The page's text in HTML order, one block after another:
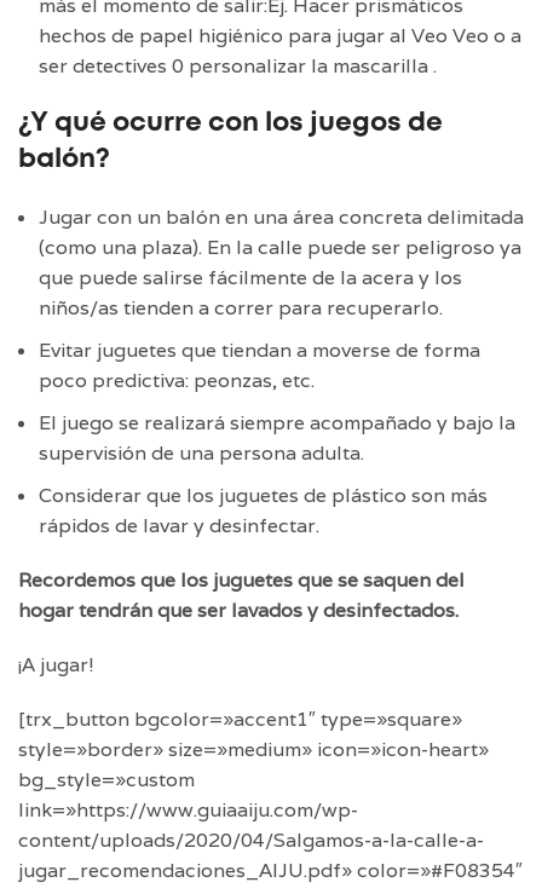
más el momento de salir:Ej. Hacer prismáticos
hechos de papel higiénico para jugar al Veo Veo o a
ser detectives 0 personalizar la mascarilla .
¿Y qué ocurre con los juegos de
balón?
Jugar con un balón en una área concreta delimitada
(como una plaza). En la calle puede ser peligroso ya
que puede salirse fácilmente de la acera y los
niños/as tienden a correr para recuperarlo.
Evitar juguetes que tiendan a moverse de forma
poco predictiva: peonzas, etc.
El juego se realizará siempre acompañado y bajo la
supervisión de una persona adulta.
Considerar que los juguetes de plástico son más
rápidos de lavar y desinfectar.
Recordemos que los juguetes que se saquen del
hogar tendrán que ser lavados y desinfectados.
¡A jugar!
[trx_button bgcolor=»accent1″ type=»square»
style=»border» size=»medium» icon=»icon-heart»
bg_style=»custom
link=»https://www.guiaaiju.com/wp-
content/uploads/2020/04/Salgamos-a-la-calle-a-
jugar_recomendaciones_AIJU.pdf» color=»#F08354″